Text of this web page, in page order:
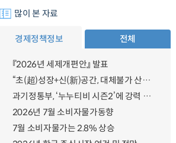
많이 본 자료
경제정책정보 전체
『2026년 세제개편안』 발표
“초(超)성장+신(新)공간, 대체불가 산업강국”
과기정통부, ‘누누티비 시즌2’에 강력 대응 의지 밝혀
2026년 7월 소비자물가동향
7월 소비자물가는 2.8% 상승